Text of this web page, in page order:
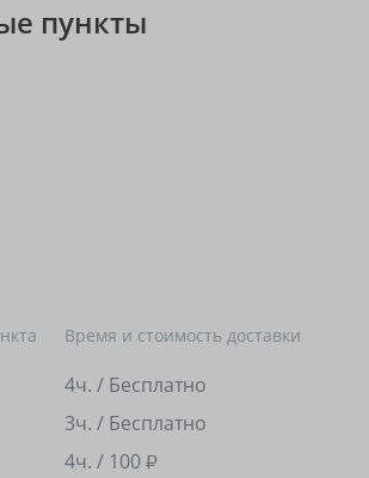
пункты
Время и стоимость доставки
4ч. / Бесплатно
3ч. / Бесплатно
4ч. / 100₽